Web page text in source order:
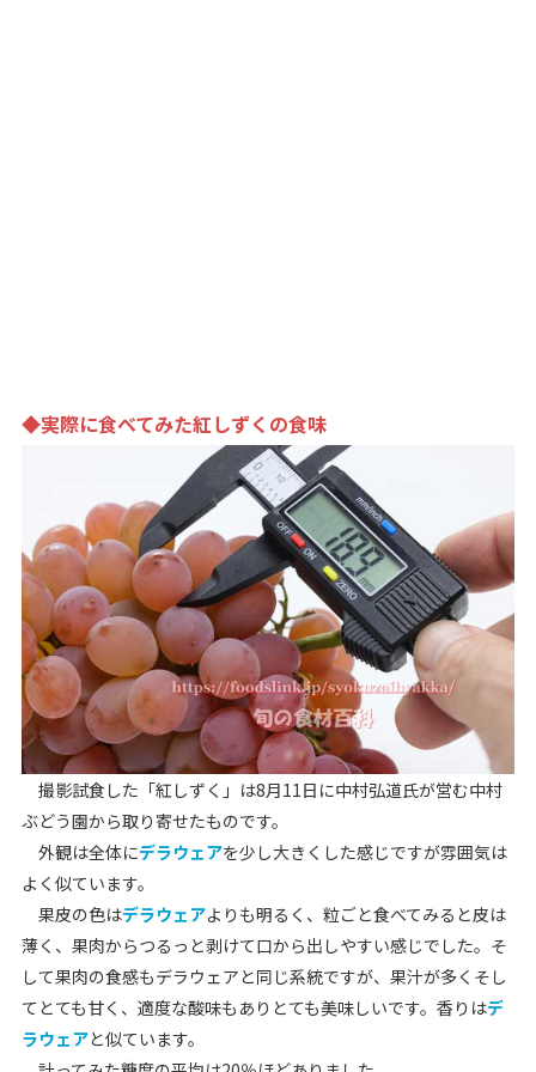
◆実際に食べてみた紅しずくの食味
撮影試食した「紅しずく」は8月11日に中村弘道氏が営む中村
ぶどう園から取り寄せたものです。
外観は全体にデラウェアを少し大きくした感じですが雰囲気は
よく似ています。
果皮の色はデラウェアよりも明るく、粒ごと食べてみると皮は
薄く、果肉からつるっと剥けて口から出しやすい感じでした。そ
して果肉の食感もデラウェアと同じ系統ですが、果汁が多くそし
てとても甘く、適度な酸味もありとても美味しいです。香りはデ
ラウェアと似ています。